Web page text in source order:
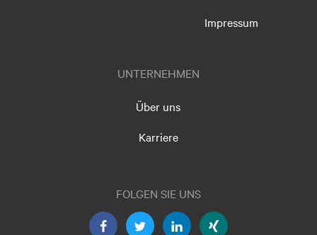
Impressum
UNTERNEHMEN
Über uns
Karriere
FOLGEN SIE UNS